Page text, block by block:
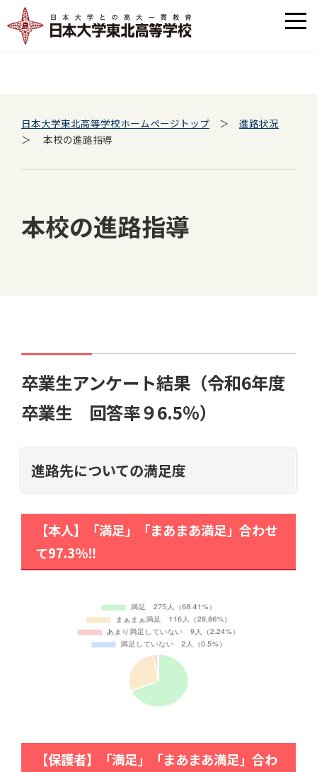
日本大学東北高等学校ホームページトップ ＞ 進路状況
＞ 本校の進路指導
本校の進路指導
卒業生アンケート結果（令和6年度
卒業生 回答率９6.5％）
進路先についての満足度
【本人】「満足」「まあまあ満足」合わせ
て97.3％‼
【保護者】「満足」「まあまあ満足」合わ